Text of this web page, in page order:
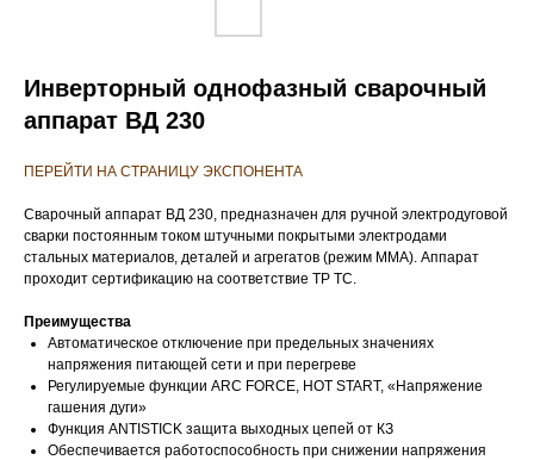
Инверторный однофазный сварочный
аппарат ВД 230
ПЕРЕЙТИ НА СТРАНИЦУ ЭКСПОНЕНТА
Сварочный аппарат ВД 230, предназначен для ручной электродуговой
сварки постоянным током штучными покрытыми электродами
стальных материалов, деталей и агрегатов (режим MMA). Аппарат
проходит сертификацию на соответствие ТР ТС.
Преимущества
Автоматическое отключение при предельных значениях
напряжения питающей сети и при перегреве
Регулируемые функции ARC FORCE, HOT START, «Напряжение
гашения дуги»
Функция ANTISTICK защита выходных цепей от КЗ
Обеспечивается работоспособность при снижении напряжения